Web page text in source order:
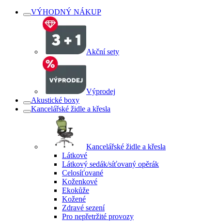
VÝHODNÝ NÁKUP
Akční sety
Výprodej
Akustické boxy
Kancelářské židle a křesla
Kancelářské židle a křesla
Látkové
Látkový sedák/síťovaný opěrák
Celosíťované
Koženkové
Ekokůže
Kožené
Zdravé sezení
Pro nepřetržité provozy